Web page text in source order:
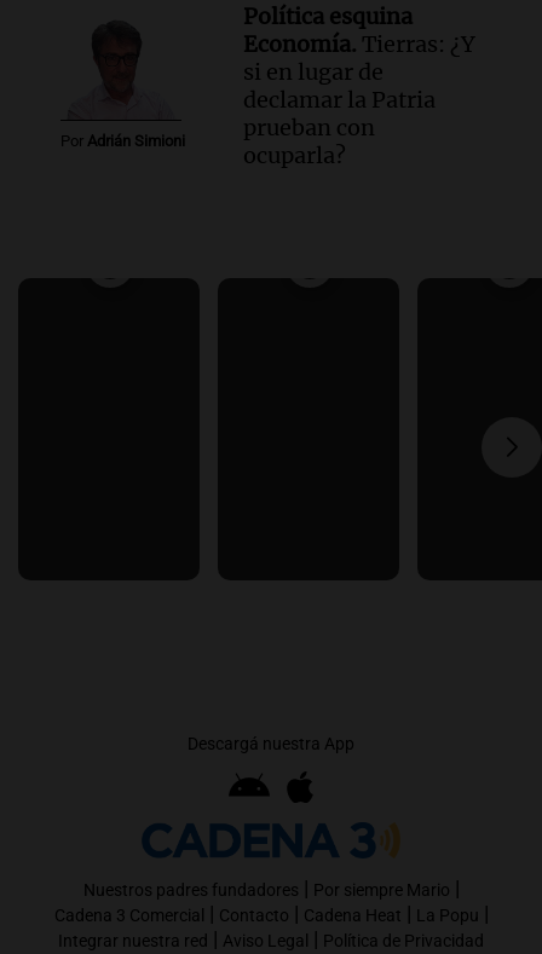
Por Adrián Simioni
Política esquina
Economía. Tierras: ¿Y
si en lugar de
declamar la Patria
prueban con
ocuparla?
Descargá nuestra App
Nuestros padres fundadores | Por siempre Mario |
Cadena 3 Comercial | Contacto | Cadena Heat | La Popu |
Integrar nuestra red | Aviso Legal | Política de Privacidad